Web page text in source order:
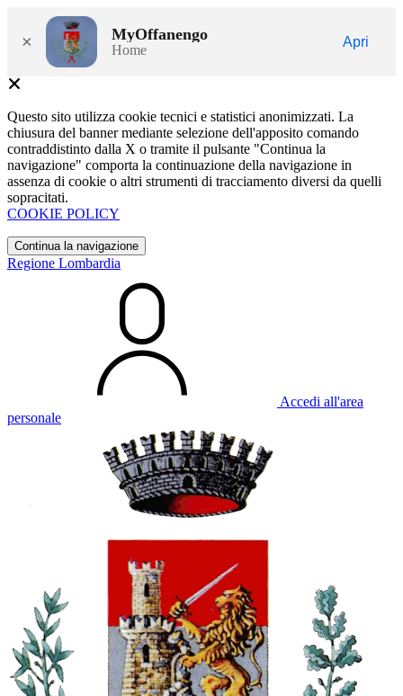
× MyOffanengo
Home
Apri
Questo sito utilizza cookie tecnici e statistici anonimizzati. La
chiusura del banner mediante selezione dell'apposito comando
contraddistinto dalla X o tramite il pulsante "Continua la
navigazione" comporta la continuazione della navigazione in
assenza di cookie o altri strumenti di tracciamento diversi da quelli
sopracitati.
COOKIE POLICY
Continua la navigazione
Regione Lombardia
Accedi all'area
personale